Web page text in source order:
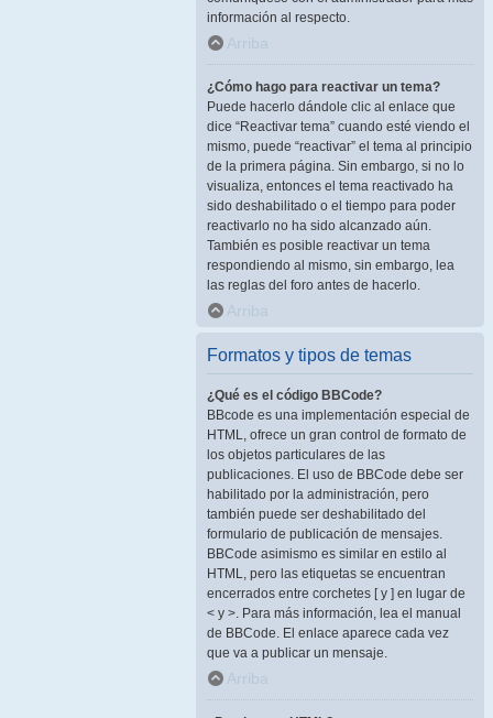
información al respecto.
Arriba
¿Cómo hago para reactivar un tema?
Puede hacerlo dándole clic al enlace que
dice “Reactivar tema” cuando esté viendo el
mismo, puede “reactivar” el tema al principio
de la primera página. Sin embargo, si no lo
visualiza, entonces el tema reactivado ha
sido deshabilitado o el tiempo para poder
reactivarlo no ha sido alcanzado aún.
También es posible reactivar un tema
respondiendo al mismo, sin embargo, lea
las reglas del foro antes de hacerlo.
Arriba
Formatos y tipos de temas
¿Qué es el código BBCode?
BBcode es una implementación especial de
HTML, ofrece un gran control de formato de
los objetos particulares de las
publicaciones. El uso de BBCode debe ser
habilitado por la administración, pero
también puede ser deshabilitado del
formulario de publicación de mensajes.
BBCode asimismo es similar en estilo al
HTML, pero las etiquetas se encuentran
encerrados entre corchetes [ y ] en lugar de
< y >. Para más información, lea el manual
de BBCode. El enlace aparece cada vez
que va a publicar un mensaje.
Arriba